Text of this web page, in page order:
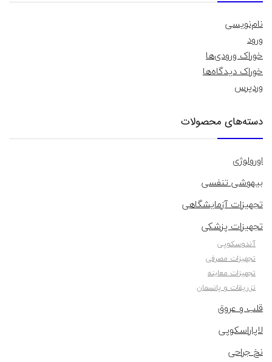
نام‌نویسی
ورود
خوراک ورودی‌ها
خوراک دیدگاه‌ها
وردپرس
دسته‌های محصولات
اورولوژی
بیهوشی تنفسی
تجهیزات آزمایشگاهی
تجهیزات پزشکی
آندوسکوپی
تجهیزات مصرفی
تجهیزات معاینه
تزریقات و پانسمان
قلب و عروق
لاپاراسکوپی
نخ جراحی